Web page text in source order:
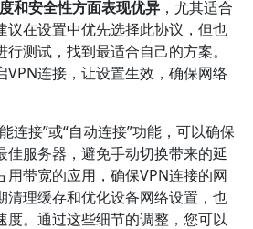
和安全性方面表现优异 ，尤其适合
议在设置中优先选择此协议，但也
测试，找到最适合自己的方案。
VPN连接，让设置生效，确保网络
连接”或“自动连接”功能，可以确保
佳服务器，避免手动切换带来的延
用带宽的应用，确保VPN连接的网
清理缓存和优化设备网络设置，也
度。通过这些细节的调整，您可以